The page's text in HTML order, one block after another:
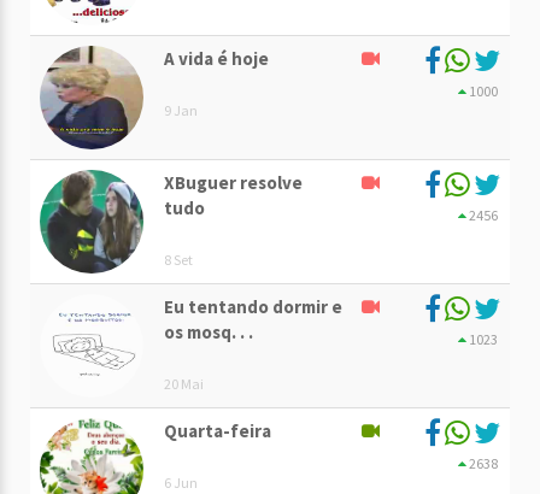
A vida é hoje
9 Jan
1000
XBuguer resolve
tudo
8 Set
2456
Eu tentando dormir e
os mosq. . .
20 Mai
1023
Quarta-feira
6 Jun
2638